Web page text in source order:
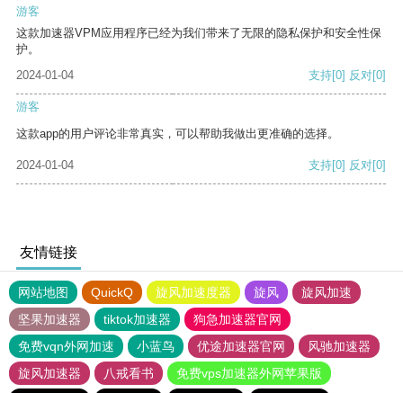
游客
这款加速器VPM应用程序已经为我们带来了无限的隐私保护和安全性保
护。
2024-01-04
支持[0] 反对[0]
游客
这款app的用户评论非常真实，可以帮助我做出更准确的选择。
2024-01-04 支持[0] 反对[0]
友情链接
网站地图 QuickQ 旋风加速度器 旋风
旋风加速
坚果加速器
tiktok加速器
狗急加速器官网
免费vqn外网加速
小蓝鸟 优途加速器官网
风驰加速器
旋风加速器
八戒看书 免费vps加速器外网苹果版